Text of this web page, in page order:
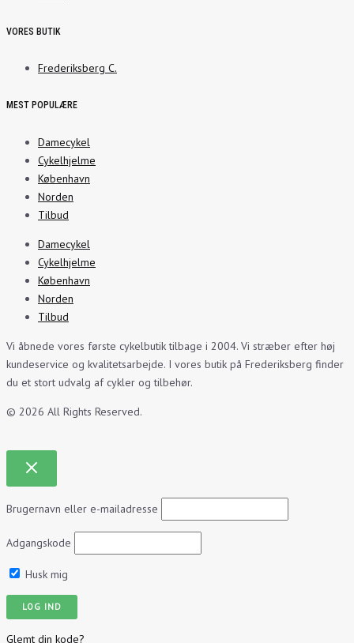
VORES BUTIK
Frederiksberg C.
MEST POPULÆRE
Damecykel
Cykelhjelme
København
Norden
Tilbud
Damecykel
Cykelhjelme
København
Norden
Tilbud
Vi åbnede vores første cykelbutik tilbage i 2004. Vi stræber efter høj
kundeservice og kvalitetsarbejde. I vores butik på Frederiksberg finder
du et stort udvalg af cykler og tilbehør.
© 2026 All Rights Reserved.
Brugernavn eller e-mailadresse
Adgangskode
Husk mig
Glemt din kode?